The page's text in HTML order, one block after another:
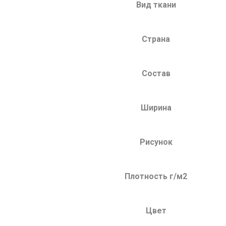
Вид ткани
Страна
Состав
Ширина
Рисунок
Плотность г/м2
Цвет